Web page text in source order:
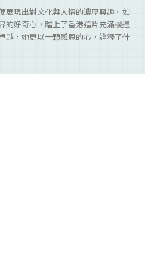
展現出對文化與人情的濃厚興趣。如
的好奇心，踏上了香港這片充滿機遇
越，她更以一顆感恩的心，詮釋了什